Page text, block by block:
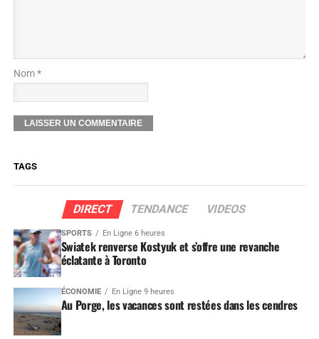
Nom *
TAGS
DIRECT TENDANCE VIDEOS
SPORTS En Ligne 6 heures
Swiatek renverse Kostyuk et s’offre une revanche
éclatante à Toronto
ÉCONOMIE En Ligne 9 heures
Au Porge, les vacances sont restées dans les cendres